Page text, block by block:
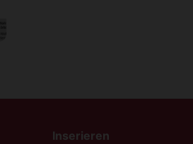
Inserieren